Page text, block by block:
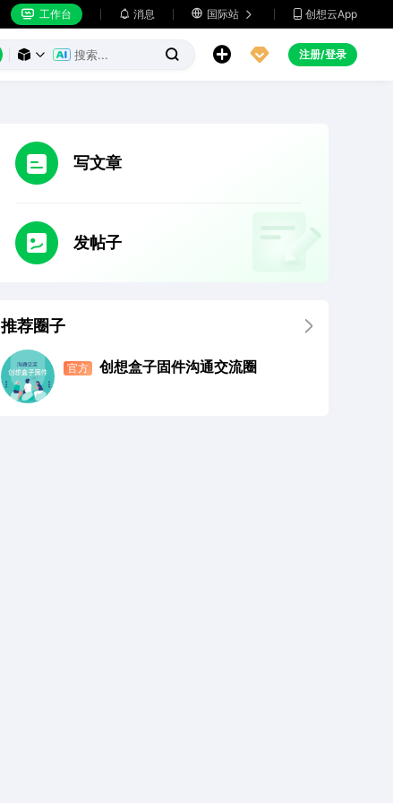
 工作台  消息  国际站   创想云App
     注册/登录
写文章
发帖子
推荐圈子 
官方 创想盒子固件沟通交流圈